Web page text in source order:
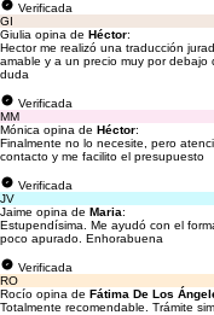
Verificada
GI
Giulia opina de Héctor:
Hector me realizó una traducción
amable y a un precio muy por
duda
Verificada
MM
Mónica opina de Héctor:
Finalmente no lo necesite, pero
contacto y me facilito el presupuesto
Verificada
JV
Jaime opina de Maria:
Estupendísima. Me ayudó con el
poco apurado. Enhorabuena
Verificada
RO
Rocío opina de Fátima De Los
Totalmente recomendable. Trámite